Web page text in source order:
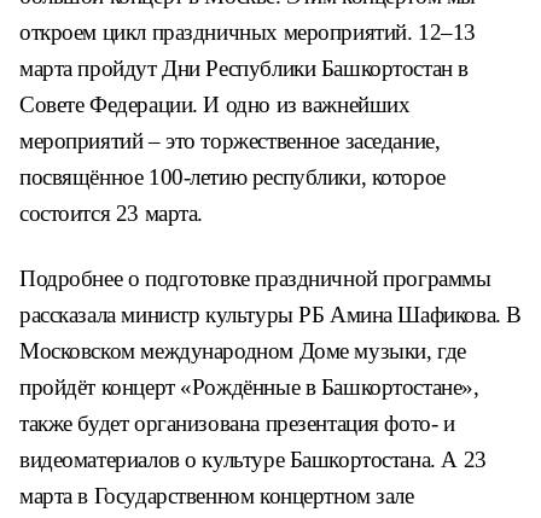
откроем цикл праздничных мероприятий. 12–13
марта пройдут Дни Республики Башкортостан в
Совете Федерации. И одно из важнейших
мероприятий – это торжественное заседание,
посвящённое 100-летию республики, которое
состоится 23 марта.
Подробнее о подготовке праздничной программы
рассказала министр культуры РБ Амина Шафикова. В
Московском международном Доме музыки, где
пройдёт концерт «Рождённые в Башкортостане»,
также будет организована презентация фото- и
видеоматериалов о культуре Башкортостана. А 23
марта в Государственном концертном зале